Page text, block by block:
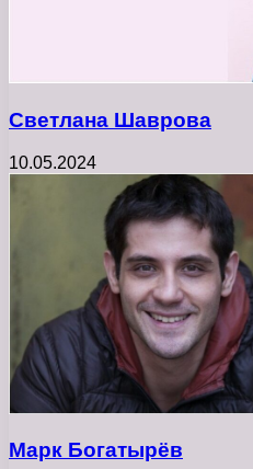
Светлана Шаврова
10.05.2024
Марк Богатырёв